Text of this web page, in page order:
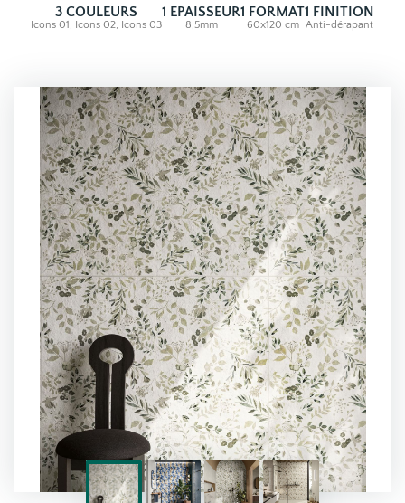
3 COULEURS
Icons 01, Icons 02, Icons 03
1 EPAISSEUR
8,5mm
1 FORMAT
60x120 cm
1 FINITION
Anti-dérapant